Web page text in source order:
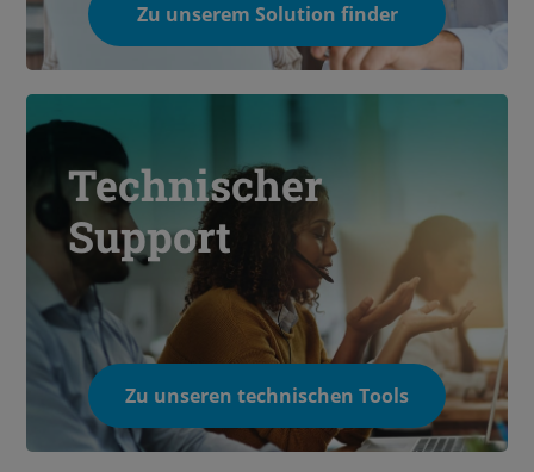
Zu unserem Solution finder
Technischer
Support
Zu unseren technischen Tools